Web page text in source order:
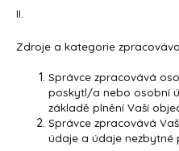
II.
Zdroje a kategorie
Správce zpracovává
poskytl/a nebo osobní
základě plnění Vaší
Správce zpracovává
údaje a údaje nezbytné